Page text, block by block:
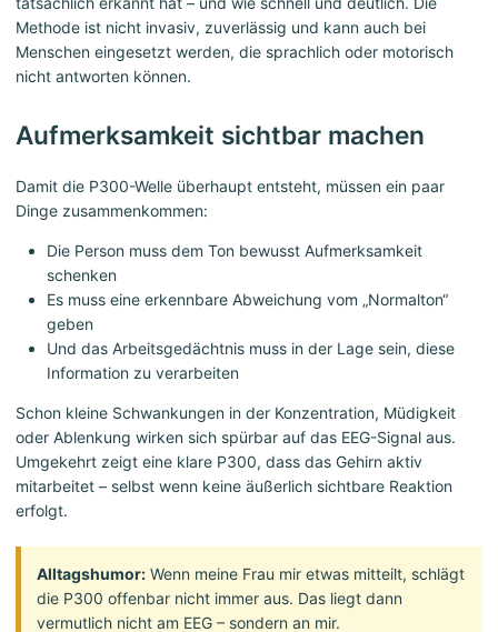
Methode ist nicht invasiv, zuverlässig und kann auch bei
Menschen eingesetzt werden, die sprachlich oder motorisch
nicht antworten können.
Aufmerksamkeit sichtbar machen
Damit die P300-Welle überhaupt entsteht, müssen ein paar
Dinge zusammenkommen:
Die Person muss dem Ton bewusst Aufmerksamkeit
schenken
Es muss eine erkennbare Abweichung vom „Normalton“
geben
Und das Arbeitsgedächtnis muss in der Lage sein, diese
Information zu verarbeiten
Schon kleine Schwankungen in der Konzentration, Müdigkeit
oder Ablenkung wirken sich spürbar auf das EEG-Signal aus.
Umgekehrt zeigt eine klare P300, dass das Gehirn aktiv
mitarbeitet – selbst wenn keine äußerlich sichtbare Reaktion
erfolgt.
Alltagshumor: Wenn meine Frau mir etwas mitteilt, schlägt
die P300 offenbar nicht immer aus. Das liegt dann
vermutlich nicht am EEG – sondern an mir.